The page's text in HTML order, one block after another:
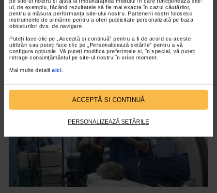
ul, de exemplu, făcând rezultatele să fie mai exacte în cazul căutărilor,
pentru a măsura performanța site-ului nostru. Partenerii noștri folosesc
instrumente de urmărire pentru a oferi publicitate personalizată pe baza
obiceiurilor dvs. de navigare.
Puteți face clic pe „Acceptă si continuă” pentru a fi de acord cu aceste
utilizări sau puteți face clic pe „Personalizează setările” pentru a vă
configura opțiunile. Vă puteți modifica preferințele și, în special, vă puteți
retrage consimțământul pe site-ul nostru în orice moment.
Mai multe detalii aici
ACCEPTĂ SI CONTINUĂ
PERSONALIZEAZĂ SETĂRILE
Indicatiile testului de osteoporoza
11.807 vizualizari
VIDEO